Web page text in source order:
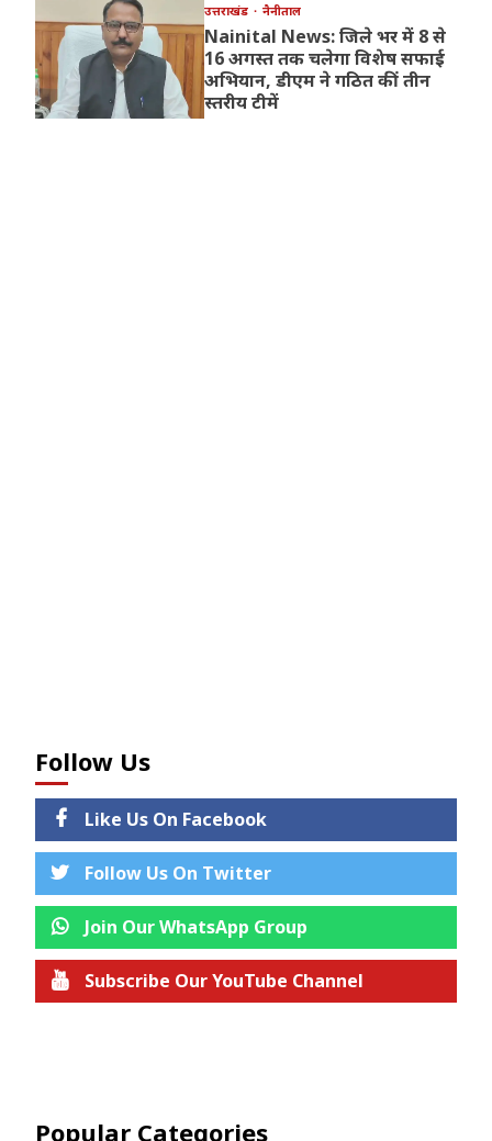
उत्तराखंड नैनीताल
Nainital News: जिले भर में 8 से
16 अगस्त तक चलेगा विशेष सफाई
अभियान, डीएम ने गठित कीं तीन
स्तरीय टीमें
Follow Us
Like Us On Facebook
Follow Us On Twitter
Join Our WhatsApp Group
Subscribe Our YouTube Channel
Popular Categories